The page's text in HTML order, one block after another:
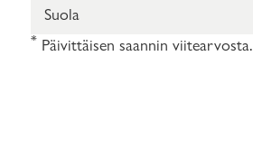
Suola
* Päivittäisen saannin viitearvosta.